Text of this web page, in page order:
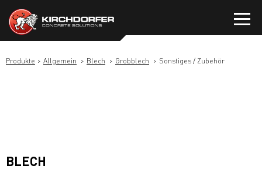
Inhalt
springen
Produkte Allgemein Blech Grobblech Sonstiges / Zubehör
BLECH